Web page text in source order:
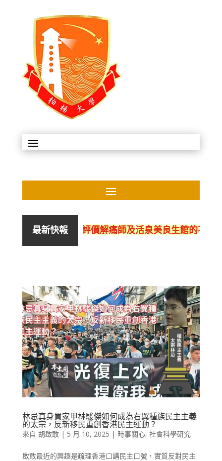
最新快報 評價解痛師及活泉美良生館的不良銷
林忌真身買家甲林駿傑如何成為右翼種族民主主義
的太宗，反新移民重創香港民主運動？
來自 胡啟敢| 5 月 10, 2025 | 時事關心, 社會科學研究
啟敢最近的興趣是疏理香港口講民主口號，實質反對民主